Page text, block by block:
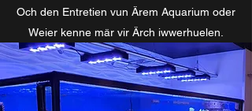
Och den Entretien vun Ärem Aquarium oder
Weier kenne mär vir Ärch iwwerhuelen.